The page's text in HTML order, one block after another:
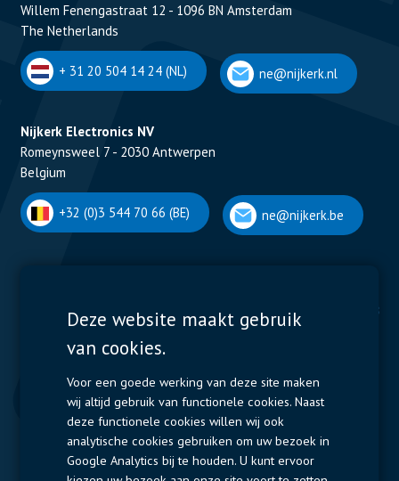
Willem Fenengastraat 12 - 1096 BN Amsterdam
The Netherlands
+ 31 20 504 14 24 (NL) ne@nijkerk.nl
Nijkerk Electronics NV
Romeynsweel 7 - 2030 Antwerpen
Belgium
+32 (0)3 544 70 66 (BE) ne@nijkerk.be
Display Solutions
Displays
Power Solutions
Contactors & Fuses
Measurement
Resistors
Deze website maakt gebruik
van cookies.
Voor een goede werking van deze site maken
wij altijd gebruik van functionele cookies. Naast
deze functionele cookies willen wij ook
analytische cookies gebruiken om uw bezoek in
Google Analytics bij te houden. U kunt ervoor